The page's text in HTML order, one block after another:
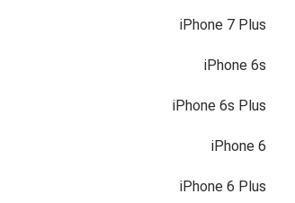
iPhone 7 Plus
iPhone 6s
iPhone 6s Plus
iPhone 6
iPhone 6 Plus